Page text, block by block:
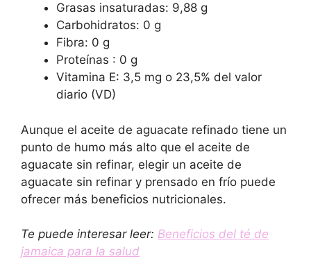
Grasas insaturadas: 9,88 g
Carbohidratos: 0 g
Fibra: 0 g
Proteínas : 0 g
Vitamina E: 3,5 mg o 23,5% del valor
diario (VD)
Aunque el aceite de aguacate refinado tiene un
punto de humo más alto que el aceite de
aguacate sin refinar, elegir un aceite de
aguacate sin refinar y prensado en frío puede
ofrecer más beneficios nutricionales.
Te puede interesar leer: Beneficios del té de
jamaica para la salud